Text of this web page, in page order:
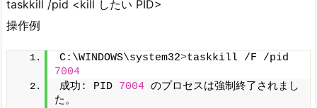
taskkill /pid <kill したい PID>
操作例
C:\WINDOWS\system32>
7004
成功: PID 7004 のプロセスは強制終了されまし
た。